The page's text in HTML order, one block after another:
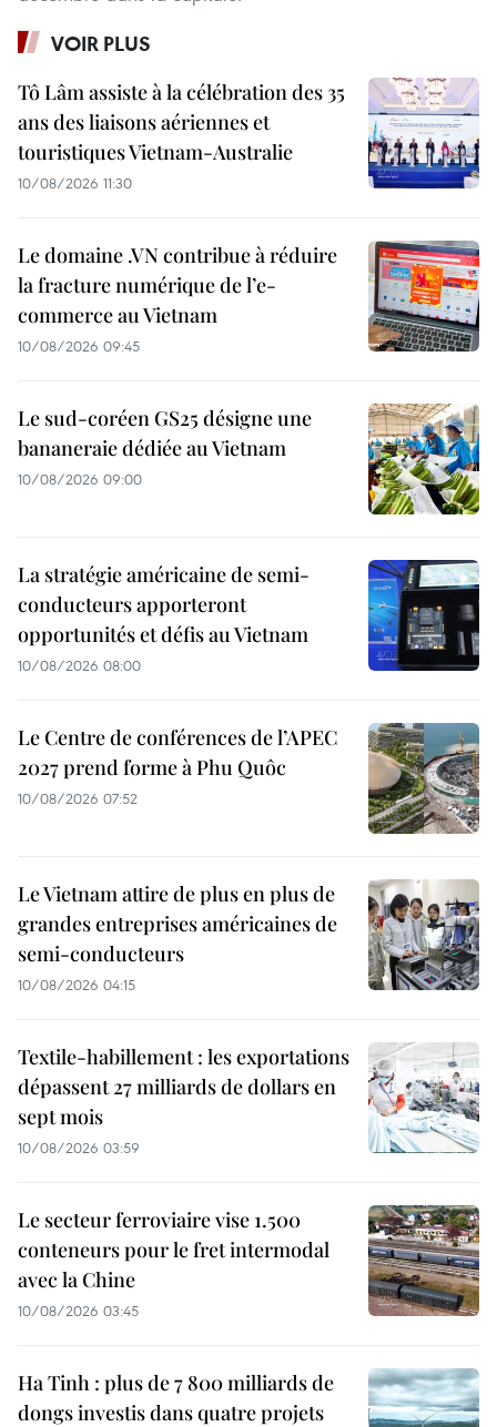
VOIR PLUS
Tô Lâm assiste à la célébration des 35
ans des liaisons aériennes et
touristiques Vietnam-Australie
10/08/2026 11:30
Le domaine .VN contribue à réduire
la fracture numérique de l’e-
commerce au Vietnam
10/08/2026 09:45
Le sud-coréen GS25 désigne une
bananeraie dédiée au Vietnam
10/08/2026 09:00
La stratégie américaine de semi-
conducteurs apporteront
opportunités et défis au Vietnam
10/08/2026 08:00
Le Centre de conférences de l’APEC
2027 prend forme à Phu Quôc
10/08/2026 07:52
Le Vietnam attire de plus en plus de
grandes entreprises américaines de
semi-conducteurs
10/08/2026 04:15
Textile-habillement : les exportations
dépassent 27 milliards de dollars en
sept mois
10/08/2026 03:59
Le secteur ferroviaire vise 1.500
conteneurs pour le fret intermodal
avec la Chine
10/08/2026 03:45
Ha Tinh : plus de 7 800 milliards de
dongs investis dans quatre projets